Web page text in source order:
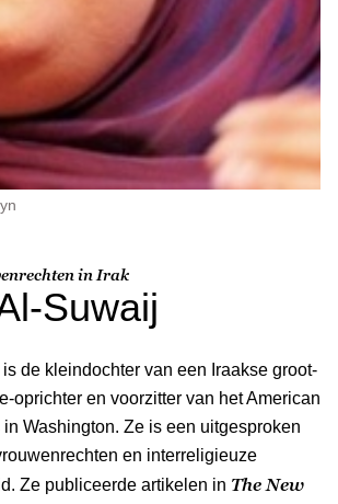
in Irak
Suwaij
de kleindochter van een Iraakse groot-
oprichter en voorzitter van het American
in Washington. Ze is een uitgesproken
en interreligieuze
Ze publiceerde artikelen in The New